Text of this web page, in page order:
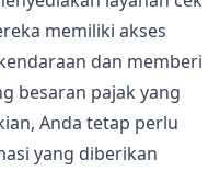
memiliki akses
dan memberi
besaran pajak yang
Anda tetap perlu
yang diberikan